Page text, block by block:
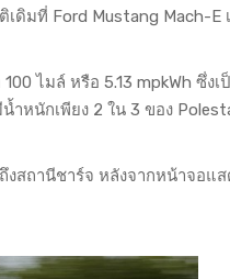
ดิมที่ Ford Mustang Mach-E
ไมล์ หรือ 5.13 mpkWh ซึ่ง
ำหนักเพียง 2 ใน 3 ของ
งสถานีชาร์จ หลังจากหน้าจอแ